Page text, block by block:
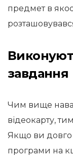
предмет в
завдання
Чим вище
відеокарту,
Якщо ви довго
програми на